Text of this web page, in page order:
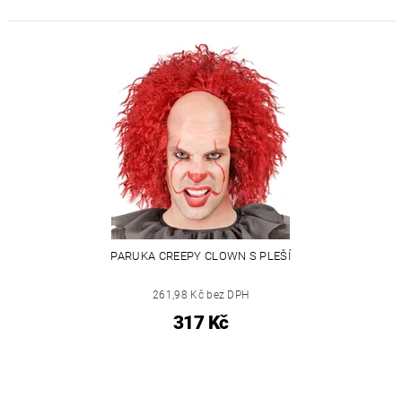
PARUKA CREEPY CLOWN S PLEŠÍ
261,98 Kč bez DPH
317 Kč